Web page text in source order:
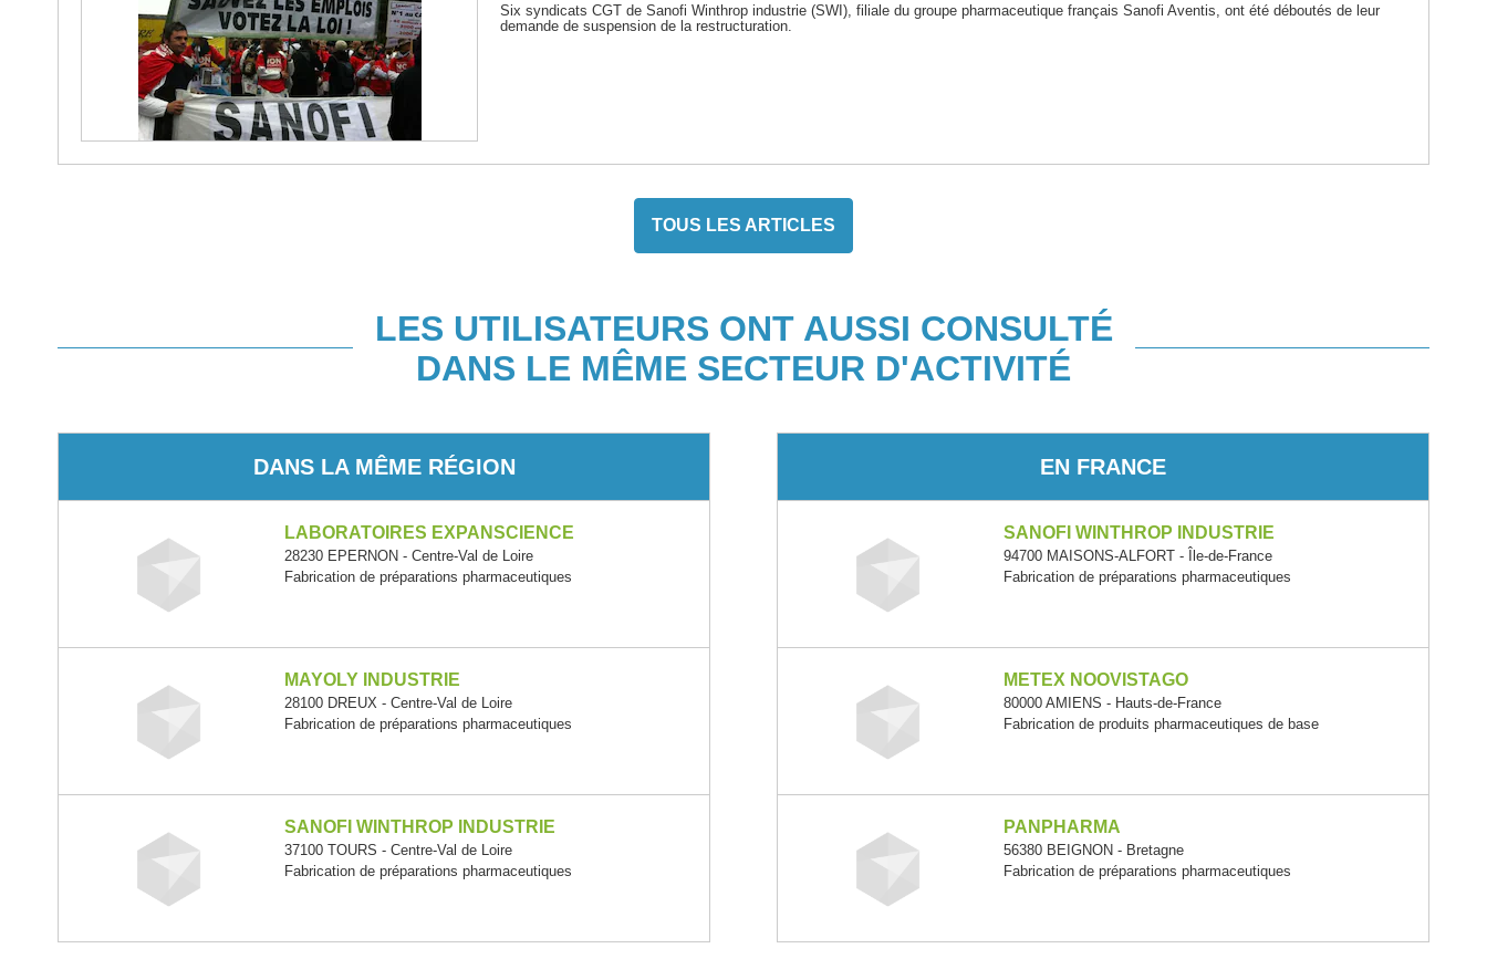
Six syndicats CGT de Sanofi Winthrop industrie (SWI), filiale du groupe pharmaceutique français Sanofi Aventis, ont été déboutés de leur
demande de suspension de la restructuration.
TOUS LES ARTICLES
LES UTILISATEURS ONT AUSSI CONSULTÉ
DANS LE MÊME SECTEUR D'ACTIVITÉ
DANS LA MÊME RÉGION
LABORATOIRES EXPANSCIENCE
28230 EPERNON - Centre-Val de Loire
Fabrication de préparations pharmaceutiques
MAYOLY INDUSTRIE
28100 DREUX - Centre-Val de Loire
Fabrication de préparations pharmaceutiques
SANOFI WINTHROP INDUSTRIE
37100 TOURS - Centre-Val de Loire
Fabrication de préparations pharmaceutiques
EN FRANCE
SANOFI WINTHROP INDUSTRIE
94700 MAISONS-ALFORT - Île-de-France
Fabrication de préparations pharmaceutiques
METEX NOOVISTAGO
80000 AMIENS - Hauts-de-France
Fabrication de produits pharmaceutiques de base
PANPHARMA
56380 BEIGNON - Bretagne
Fabrication de préparations pharmaceutiques